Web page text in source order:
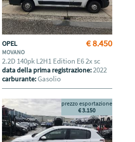
€ 8.450
OPEL
MOVANO
2.2D 140pk L2H1 Edition E6 2x sc
data della prima registrazione:2022
carburante:Gasolio
prezzo esportazione
€ 3.150